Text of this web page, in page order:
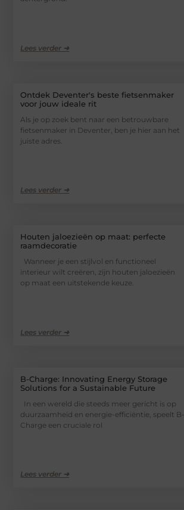
Lees verder ➜
Ontdek Deventer's beste fietsenmaker
voor jouw ideale rit
Als je op zoek bent naar een betrouwbare
fietsenmaker in Deventer, ben je hier aan het
juiste adres.
Lees verder ➜
Houten jaloezieën op maat: perfecte
raamdecoratie
Wanneer je een stijlvol en functioneel
interieur wilt creëren, zijn houten jaloezieën
op maat een uitstekende keuze.
Lees verder ➜
B-Charge: Innovating Energy Storage
Solutions for a Sustainable Future
In een wereld die steeds meer gericht is op
duurzaamheid en energie-efficiëntie, speelt B-
Charge een cruciale rol
Lees verder ➜